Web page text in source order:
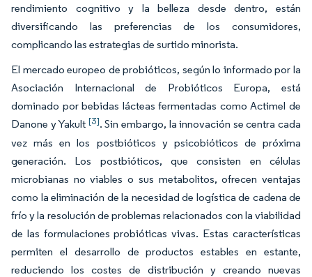
rendimiento cognitivo y la belleza desde dentro, están
diversificando las preferencias de los consumidores,
complicando las estrategias de surtido minorista.
El mercado europeo de probióticos, según lo informado por la
Asociación Internacional de Probióticos Europa, está
dominado por bebidas lácteas fermentadas como Actimel de
Danone y Yakult [3]. Sin embargo, la innovación se centra cada
vez más en los postbióticos y psicobióticos de próxima
generación. Los postbióticos, que consisten en células
microbianas no viables o sus metabolitos, ofrecen ventajas
como la eliminación de la necesidad de logística de cadena de
frío y la resolución de problemas relacionados con la viabilidad
de las formulaciones probióticas vivas. Estas características
permiten el desarrollo de productos estables en estante,
reduciendo los costes de distribución y creando nuevas